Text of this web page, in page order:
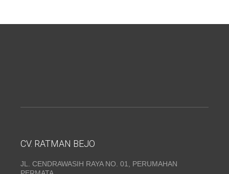
CV. RATMAN BEJO
JL. CENDRAWASIH RAYA NO. 01, PERUMAHAN